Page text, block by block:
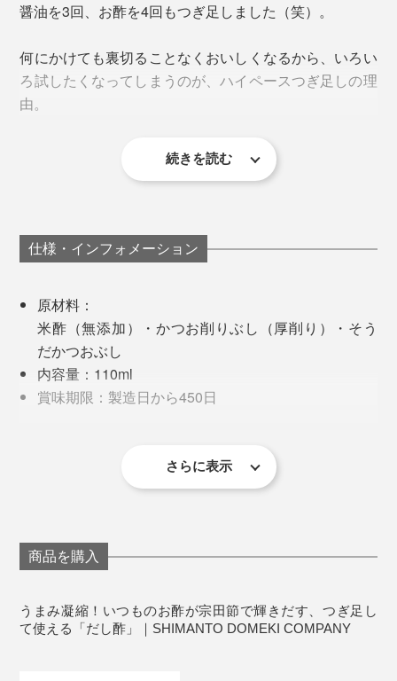
うに、香り高いのが「かつお節」、味（出汁）が深いの
が「宗田節」。
両者のいいところを合わせて、究極の風味を引き出した
贅沢な1本です。
時間がない時は、お椀に味噌大さじ1弱、だし醤油大さ
で混ぜるだけで即席みそ汁が完成！薬味を入れればカン
ペキです。
やかだから、だし酢だけでも十分においしくなります。
出し、刻んでおむすびやお茶漬け、冷奴の具にどうぞ。
細かく刻めば、「自家製ふりかけ」にも。
『つぎ足すだし酢』は、余すところなくおいしくいただ
けます。
醤油を3回、お酢を4回もつぎ足しました（笑）。
何にかけても裏切ることなくおいしくなるから、いろい
ろ試したくなってしまうのが、ハイペースつぎ足しの理
由。
特に気に入ったのが、だし酢。そのまま飲みたくなるく
手持ちの純米酢は、酸味が強すぎて使いづらかったの
に、つぎ足して何日か置いておくとカドが取れて、驚く
したが（実際、賞味期限ギリギリでした）、だし酢×炊
き立てご飯が気に入りすぎて毎日のように食べていま
続きを読む
仕様・インフォメーション
原材料：
米酢（無添加）・かつお削りぶし（厚削り）・そう
だかつおぶし
内容量：110ml
賞味期限：製造日から450日
さらに表示
商品を購入
うまみ凝縮！いつものお酢が宗田節で輝きだす、つぎ足し
て使える「だし酢」｜SHIMANTO DOMEKI COMPANY